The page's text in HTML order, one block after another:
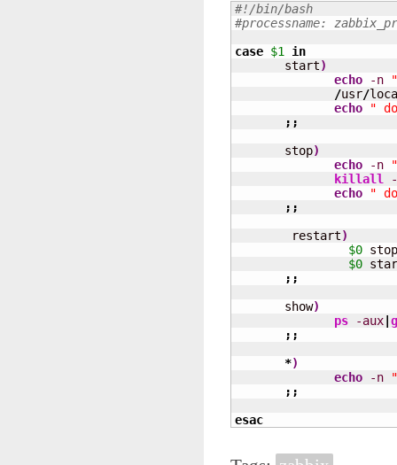
#!/bin/bash
#processname:
case $1
in
       start
)
echo
-n
/usr/
echo
"
;;
       stop
)
echo
-n
killall
echo
"
;;
        restart
)
$0 stop
$0
;;
       show
)
ps
-aux
;;
*)
echo
-n
;;
esac